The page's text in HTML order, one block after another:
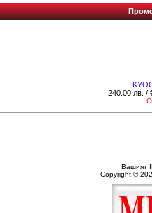
240.00 лв. /
Вашият
Copyright ©